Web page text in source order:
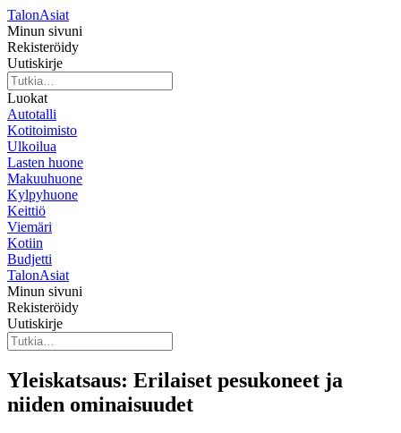
TalonAsiat
Minun sivuni
Rekisteröidy
Uutiskirje
Luokat
Autotalli
Kotitoimisto
Ulkoilua
Lasten huone
Makuuhuone
Kylpyhuone
Keittiö
Viemäri
Kotiin
Budjetti
TalonAsiat
Minun sivuni
Rekisteröidy
Uutiskirje
Yleiskatsaus: Erilaiset pesukoneet ja
niiden ominaisuudet